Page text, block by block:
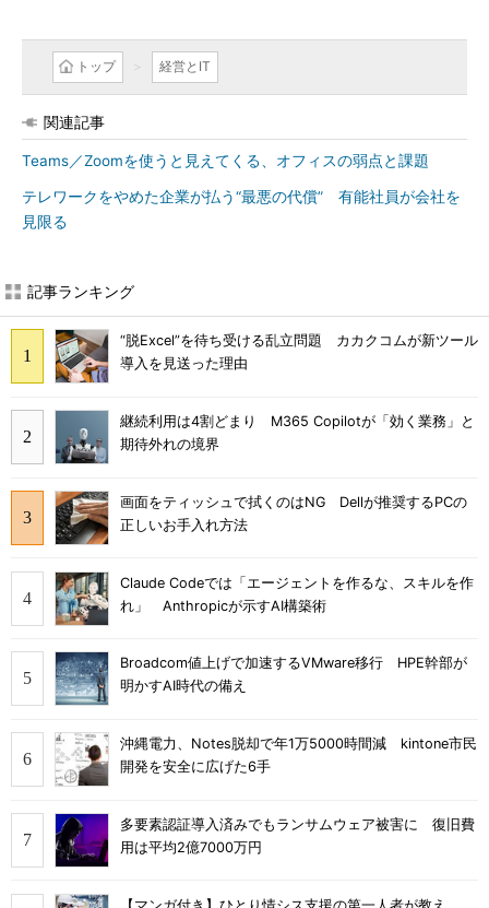
トップ 経営とIT
関連記事
Teams／Zoomを使うと見えてくる、オフィスの弱点と課題
テレワークをやめた企業が払う“最悪の代償” 有能社員が会社を
見限る
記事ランキング
“脱Excel”を待ち受ける乱立問題 カカクコムが新ツール
導入を見送った理由
継続利用は4割どまり M365 Copilotが「効く業務」と
期待外れの境界
画面をティッシュで拭くのはNG Dellが推奨するPCの
正しいお手入れ方法
Claude Codeでは「エージェントを作るな、スキルを作
れ」 Anthropicが示すAI構築術
Broadcom値上げで加速するVMware移行 HPE幹部が
明かすAI時代の備え
沖縄電力、Notes脱却で年1万5000時間減 kintone市民
開発を安全に広げた6手
多要素認証導入済みでもランサムウェア被害に 復旧費
用は平均2億7000万円